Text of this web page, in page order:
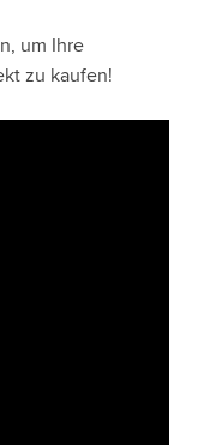
um Ihre
zu kaufen!